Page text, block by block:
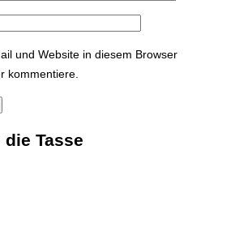
und Website in diesem Browser
kommentiere.
Tasse